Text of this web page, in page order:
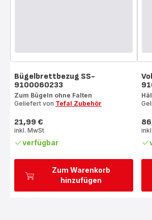
Zum Warenkorb
hinzufügen
Bügelbrettbezug SS-
9100060233
Zum Bügeln ohne Falten
Geliefert von Tefal Zubehör
Preis
21,99 €
inkl. MwSt
verfügbar